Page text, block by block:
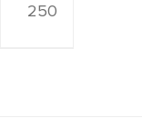
250